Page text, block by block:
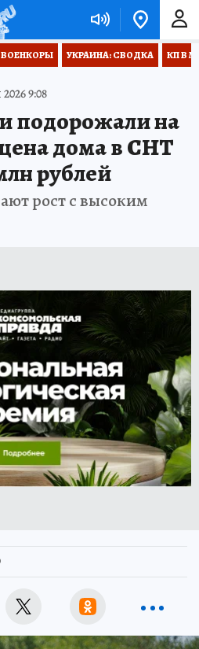
ВОЕНКОРЫ УКРАИНА: СВОДКА КП В
9:08
подорожали на
дома в СНТ
рублей
рост с высоким